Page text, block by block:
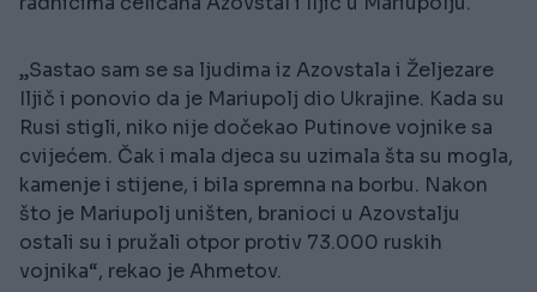
„Sastao sam se sa ljudima iz Azovstala i Željezare
Iljič i ponovio da je Mariupolj dio Ukrajine. Kada su
Rusi stigli, niko nije dočekao Putinove vojnike sa
cvijećem. Čak i mala djeca su uzimala šta su mogla,
kamenje i stijene, i bila spremna na borbu. Nakon
što je Mariupolj uništen, branioci u Azovstalju
ostali su i pružali otpor protiv 73.000 ruskih
vojnika“, rekao je Ahmetov.